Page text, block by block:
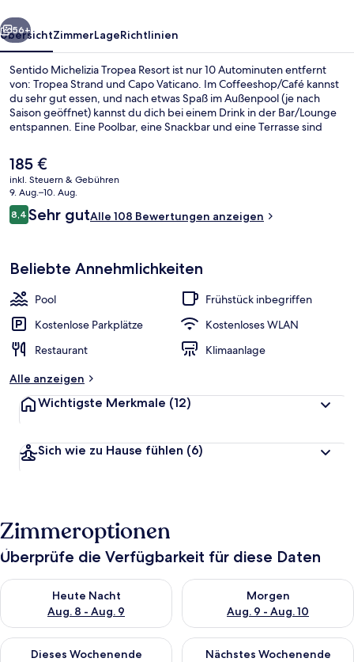
Weiter
56+
ÜbersichtZimmerLageRichtlinien
Sentido Michelizia Tropea Resort ist nur 10 Autominuten entfernt
von: Tropea Strand und Capo Vaticano. Im Coffeeshop/Café kannst
du sehr gut essen, und nach etwas Spaß im Außenpool (je nach
Saison geöffnet) kannst du dich bei einem Drink in der Bar/Lounge
entspannen. Eine Poolbar, eine Snackbar und eine Terrasse sind
Der
aktuelle
Preis
beträgt
185 €.
185 €
inkl. Steuern & Gebühren
9. Aug.–10. Aug.
Bewertungen
8,48,4 von 10.
Sehr gutAlle 108 Bewertungen anzeigen
Beliebte Annehmlichkeiten
Pool
Frühstück inbegriffen
Kostenlose Parkplätze
Kostenloses WLAN
Restaurant
Klimaanlage
Alle anzeigen
Wichtigste Merkmale (12)
Sich wie zu Hause fühlen (6)
Zimmeroptionen
Überprüfe die Verfügbarkeit für diese Daten
Heute Nacht
Aug. 8 - Aug. 9
Überprüfe die Verfügbarkeit für heute Nacht, Aug. 8 - Aug. 9.
Morgen
Aug. 9 - Aug. 10
Überprüfe die Verfügbarkeit
Dieses Wochenende
Überprüfe die Verfügbarkeit für dieses Wochenende, Aug. 14
Nächstes Wochenende
Überprüfe die Verfügbarkeit